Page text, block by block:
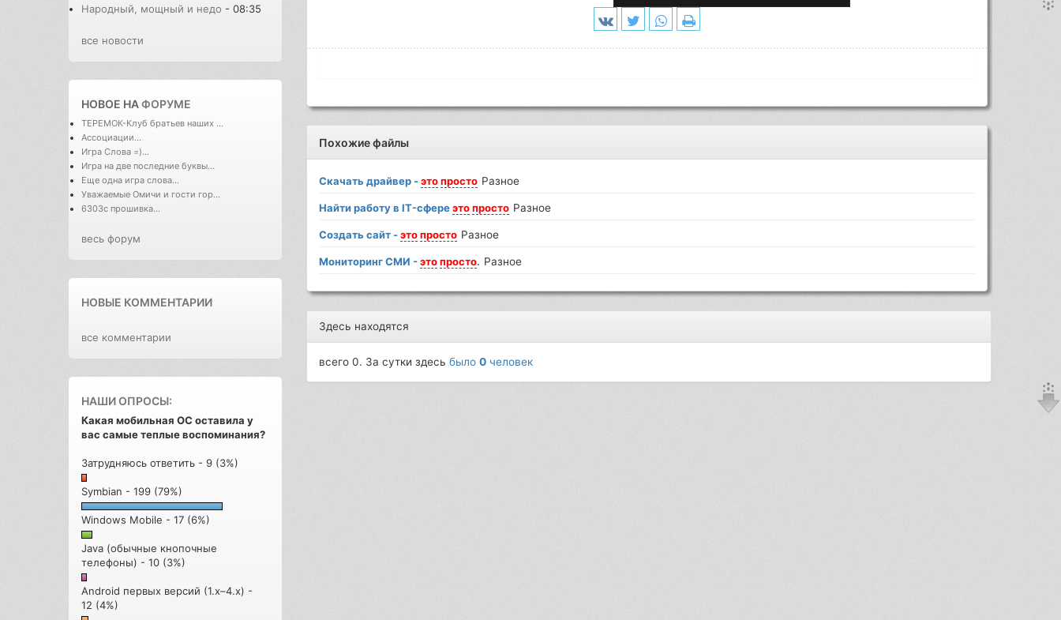
Народный, мощный и недо - 08:35
все новости
НОВОЕ НАФОРУМЕ
ТЕРЕМОК-Клуб братьев наших ...
Ассоциации...
Игра Слова =)...
Игра на две последние буквы...
Еще одна игра слова...
Уважаемые Омичи и гости гор...
6303с прошивка...
весь форум
НОВЫЕ КОММЕНТАРИИ
все комментарии
НАШИ ОПРОСЫ:
Какая мобильная ОС оставила у
вас самые теплые воспоминания?
Затрудняюсь ответить - 9 (3%)
Symbian - 199 (79%)
Windows Mobile - 17 (6%)
Java (обычные кнопочные
телефоны) - 10 (3%)
Android первых версий (1.x–4.x) -
12 (4%)
Похожие файлы
Скачать драйвер -этопросто Разное
Найти работу в IT-сфереэтопросто Разное
Создать сайт -этопросто Разное
Мониторинг СМИ -этопросто. Разное
Здесь находятся
всего 0. За сутки здесьбыло0 человек